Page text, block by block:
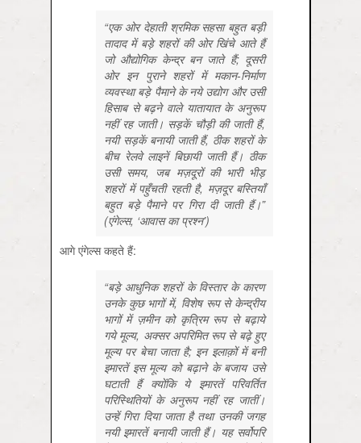
“एक ओर देहाती श्रमिक सहसा बहुत बड़ी
तादाद में बड़े शहरों की ओर खिंचे आते हैं
जो औद्योगिक केन्द्र बन जाते हैं; दूसरी
ओर इन पुराने शहरों में मकान-निर्माण
व्यवस्था बड़े पैमाने के नये उद्योग और उसी
हिसाब से बढ़ने वाले यातायात के अनुरूप
नहीं रह जाती। सड़कें चौड़ी की जाती हैं,
नयी सड़कें बनायी जाती हैं, ठीक शहरों के
बीच रेलवे लाइनें बिछायी जाती हैं। ठीक
उसी समय, जब मज़दूरों की भारी भीड़
शहरों में पहुँचती रहती है, मज़दूर बस्तियाँ
बहुत बड़े पैमाने पर गिरा दी जाती हैं।”
(एंगेल्स, ‘आवास का प्रश्न’)
आगे एंगेल्स कहते हैं:
“बड़े आधुनिक शहरों के विस्तार के कारण
उनके कुछ भागों में, विशेष रूप से केन्द्रीय
भागों में ज़मीन को कृत्रिम रूप से बढ़ाये
गये मूल्य, अक्सर अपरिमित रूप से बढ़े हुए
मूल्य पर बेचा जाता है; इन इलाक़ों में बनी
इमारतें इस मूल्य को बढ़ाने के बजाय उसे
घटाती हैं क्योंकि ये इमारतें परिवर्तित
परिस्थितियों के अनुरूप नहीं रह जातीं।
उन्हें गिरा दिया जाता है तथा उनकी जगह
नयी इमारतें बनायी जाती हैं। यह सर्वोपरि